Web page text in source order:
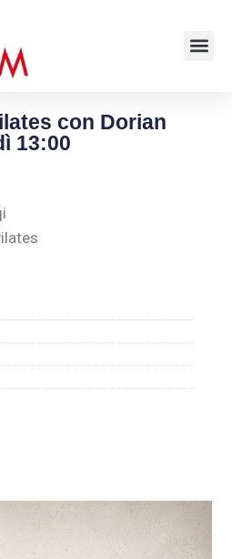
con Dorian
13:00